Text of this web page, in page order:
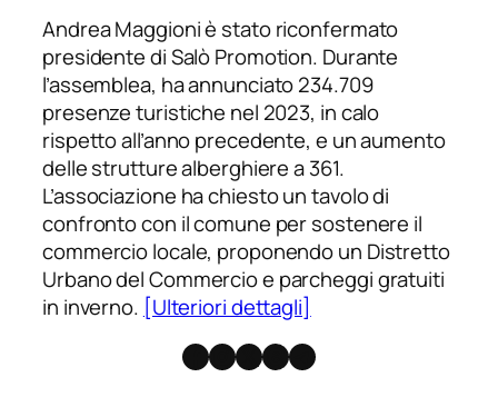
Andrea Maggioni è stato riconfermato
presidente di Salò Promotion. Durante
l’assemblea, ha annunciato 234.709
presenze turistiche nel 2023, in calo
rispetto all’anno precedente, e un aumento
delle strutture alberghiere a 361.
L’associazione ha chiesto un tavolo di
confronto con il comune per sostenere il
commercio locale, proponendo un Distretto
Urbano del Commercio e parcheggi gratuiti
in inverno. [Ulteriori dettagli]
Facebook
Instagram
X Threads
Telegram